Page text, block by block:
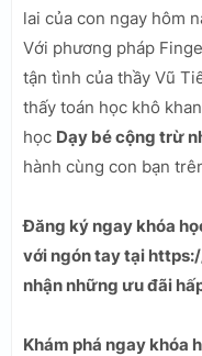
lai của con ngay hôm
Với phương pháp
tận tình của thầy Vũ
thấy toán học khô
học Dạy bé cộng trừ
hành cùng con bạn
Đăng ký ngay khóa
với ngón tay tại
nhận những ưu đãi
Khám phá ngay khóa